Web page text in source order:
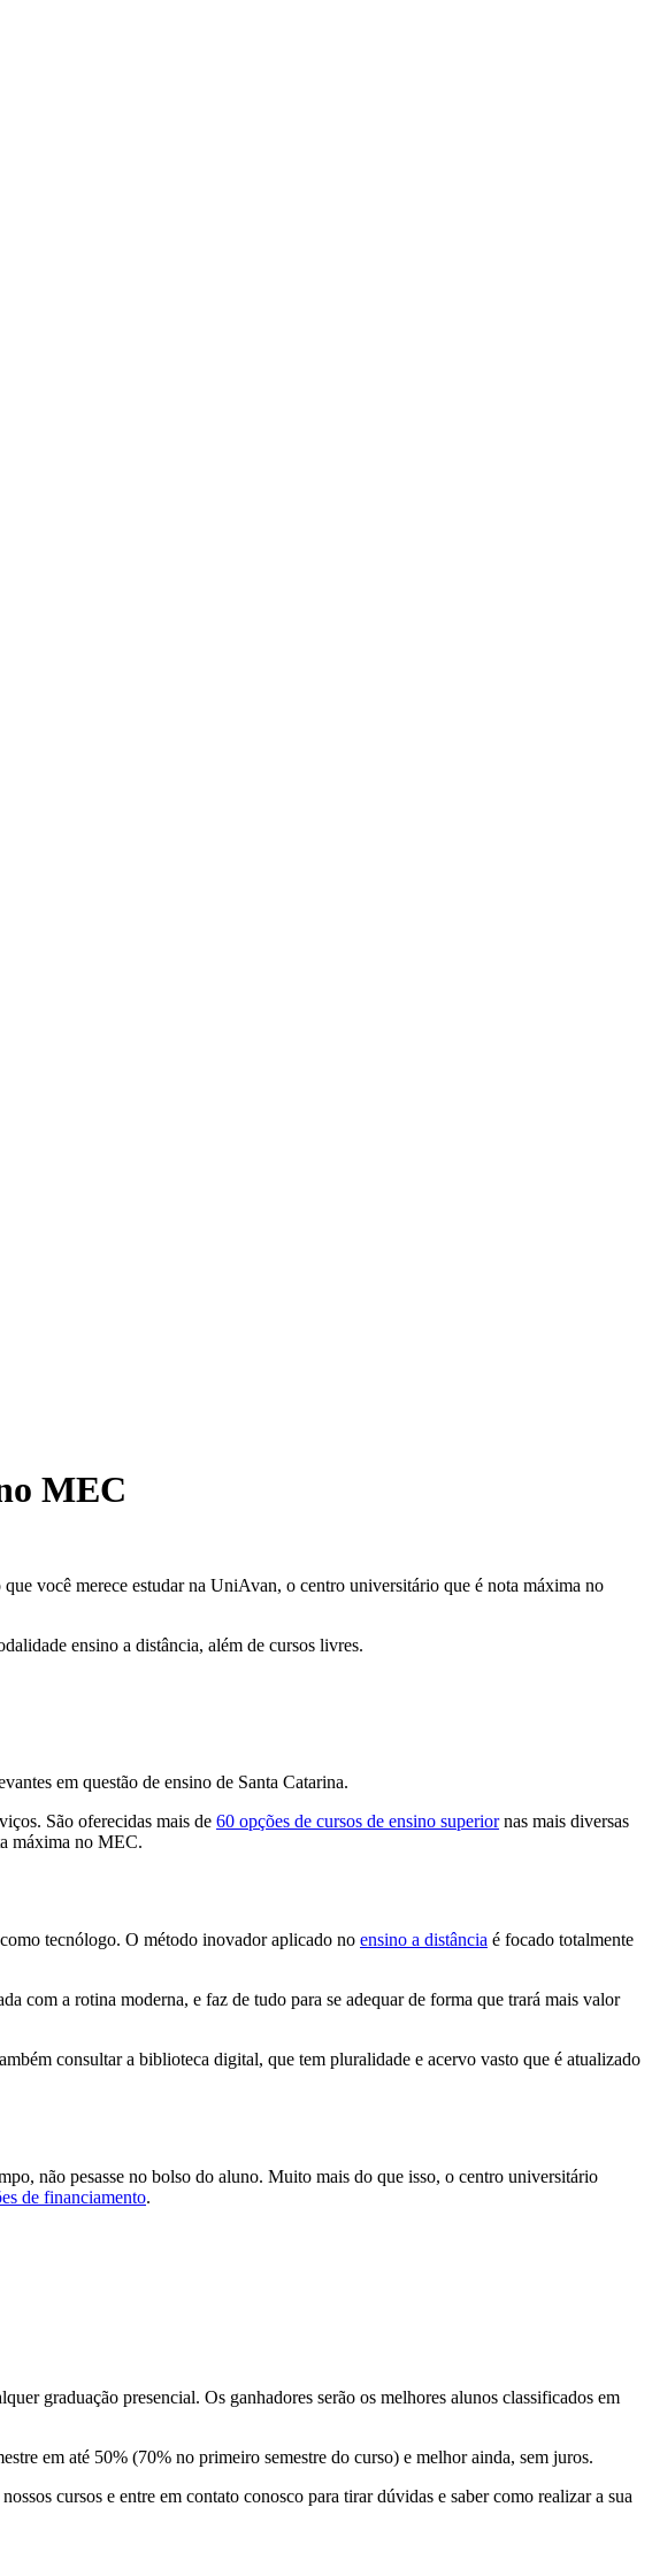
MEC
você merece estudar na UniAvan, o centro universitário que é nota máxima no
ensino a distância, além de cursos livres.
em questão de ensino de Santa Catarina.
São oferecidas mais de 60 opções de cursos de ensino superiornas mais diversas
máxima no MEC.
tecnólogo. O método inovador aplicado no ensino a distância é focado totalmente
com a rotina moderna, e faz de tudo para se adequar de forma que trará mais valor
consultar a biblioteca digital, que tem pluralidade e acervo vasto que é atualizado
não pesasse no bolso do aluno. Muito mais do que isso, o centro universitário
de financiamento.
graduação presencial. Os ganhadores serão os melhores alunos classificados em
em até 50% (70% no primeiro semestre do curso) e melhor ainda, sem juros.
cursos e entre em contato conosco para tirar dúvidas e saber como realizar a sua